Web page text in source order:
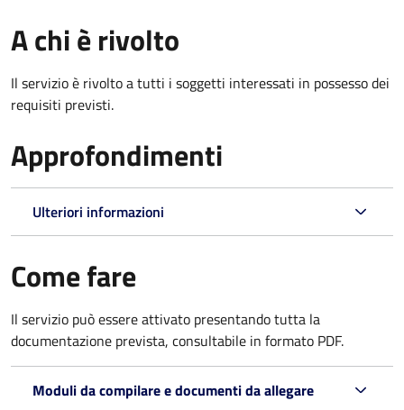
A chi è rivolto
Il servizio è rivolto a tutti i soggetti interessati in possesso dei
requisiti previsti.
Approfondimenti
Ulteriori informazioni
Come fare
Il servizio può essere attivato presentando tutta la
documentazione prevista, consultabile in formato PDF.
Moduli da compilare e documenti da allegare